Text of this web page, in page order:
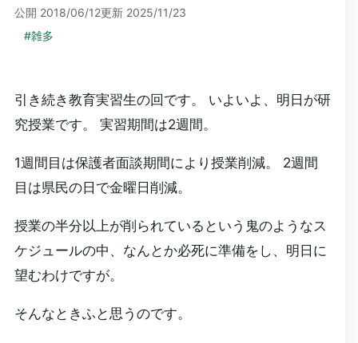
公開 2018/06/12更新 2025/11/23
#雑多
引き続き教育実習生の回です。 いよいよ、明日が研
究授業です。 実習期間は2週間。
1週間目は保護者面談期間により授業削減。 2週間
目は県民の日で金曜日削減。
授業の半分以上が削られているという鬼のようなス
ケジュールの中、なんとか必死に準備をし、明日に
望むわけですが。
そんなときふと思うのです。